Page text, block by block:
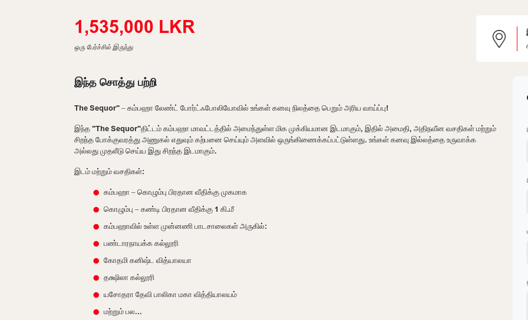
1,535,000 LKR
ஒரு பேர்ச்சில் இருந்து
இந்த சொத்து பற்றி
The Sequor" – கம்பஹா லேண்ட் போர்ட்ஃபோலியோவில் உங்கள் கனவு நிலத்தை பெறும் அரிய வாய்ப்பு!
இந்த "The Sequor"திட்டம் கம்பஹா மாவட்டத்தில் அமைந்துள்ள மிக முக்கியமான இடமாகும், இதில் அமைதி, அதிநவீன வசதிகள் மற்றும்
சிறந்த போக்குவரத்து அணுகல் எதுவும் கற்பனை செய்யும் அளவில் ஒருங்கிணைக்கப்பட்டுள்ளது. உங்கள் கனவு இல்லத்தை உருவாக்க
அல்லது முதலீடு செய்ய இது சிறந்த இடமாகும்.
இடம் மற்றும் வசதிகள்:
கம்பஹா – கொழும்பு பிரதான வீதிக்கு முகமாக
கொழும்பு – கண்டி பிரதான வீதிக்கு 1 கி.மீ
கம்பஹாவில் உள்ள முன்னணி பாடசாலைகள் அருகில்:
பண்டாரநாயக்க கல்லூரி
கோதமி கனிஷ்ட வித்யாலயா
தக்ஷிலா கல்லூரி
யசோதரா தேவி பாலிகா மகா வித்தியாலயம்
மற்றும் பல...